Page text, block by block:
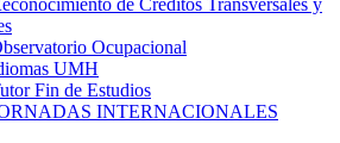
de Créditos Transversales y
Ocupacional
UMH
Fin de Estudios
INTERNACIONALES